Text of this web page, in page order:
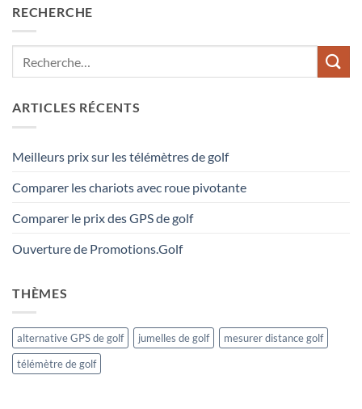
RECHERCHE
ARTICLES RÉCENTS
Meilleurs prix sur les télémètres de golf
Comparer les chariots avec roue pivotante
Comparer le prix des GPS de golf
Ouverture de Promotions.Golf
THÈMES
alternative GPS de golf jumelles de golf
mesurer distance golf
télémètre de golf